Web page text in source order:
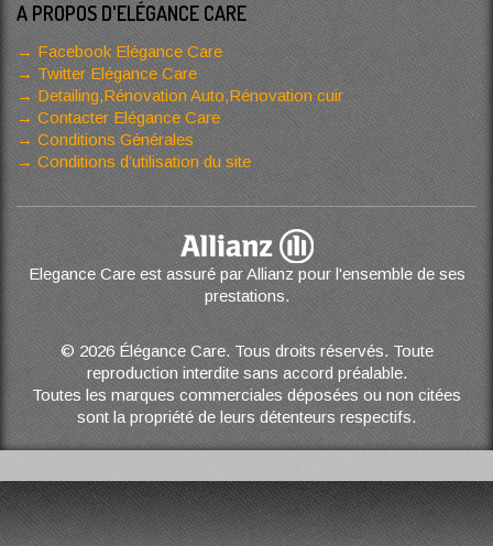
A PROPOS D'ELÉGANCE CARE
Facebook Elégance Care
Twitter Elégance Care
Detailing,Rénovation Auto,Rénovation cuir
Contacter Elégance Care
Conditions Générales
Conditions d’utilisation du site
Elegance Care est assuré par Allianz pour l'ensemble de ses
prestations.
© 2026 Élégance Care. Tous droits réservés. Toute
reproduction interdite sans accord préalable.
Toutes les marques commerciales déposées ou non citées
sont la propriété de leurs détenteurs respectifs.